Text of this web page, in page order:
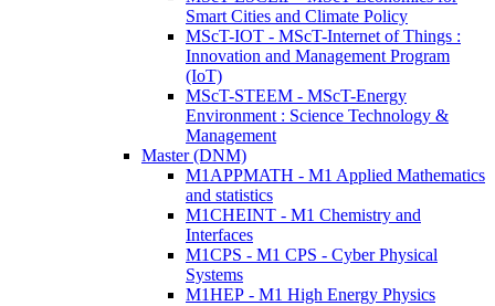
Smart Cities and Climate Policy
MScT-IOT - MScT-Internet of Things :
Innovation and Management Program
(IoT)
MScT-STEEM - MScT-Energy
Environment : Science Technology &
Management
Master (DNM)
M1APPMATH - M1 Applied Mathematics
and statistics
M1CHEINT - M1 Chemistry and
Interfaces
M1CPS - M1 CPS - Cyber Physical
Systems
M1HEP - M1 High Energy Physics